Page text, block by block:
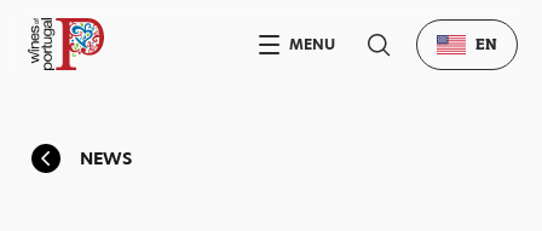
NEWS
MENU EN